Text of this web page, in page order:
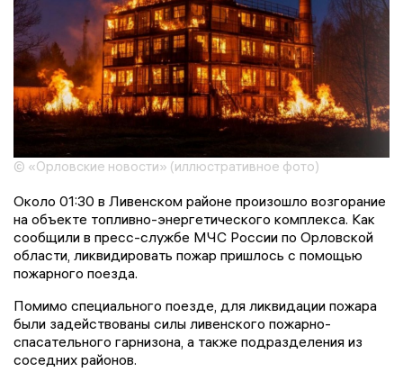
© «Орловские новости» (иллюстративное фото)
Около 01:30 в Ливенском районе произошло возгорание
на объекте топливно-энергетического комплекса. Как
сообщили в пресс-службе МЧС России по Орловской
области, ликвидировать пожар пришлось с помощью
пожарного поезда.
Помимо специального поезде, для ликвидации пожара
были задействованы силы ливенского пожарно-
спасательного гарнизона, а также подразделения из
соседних районов.